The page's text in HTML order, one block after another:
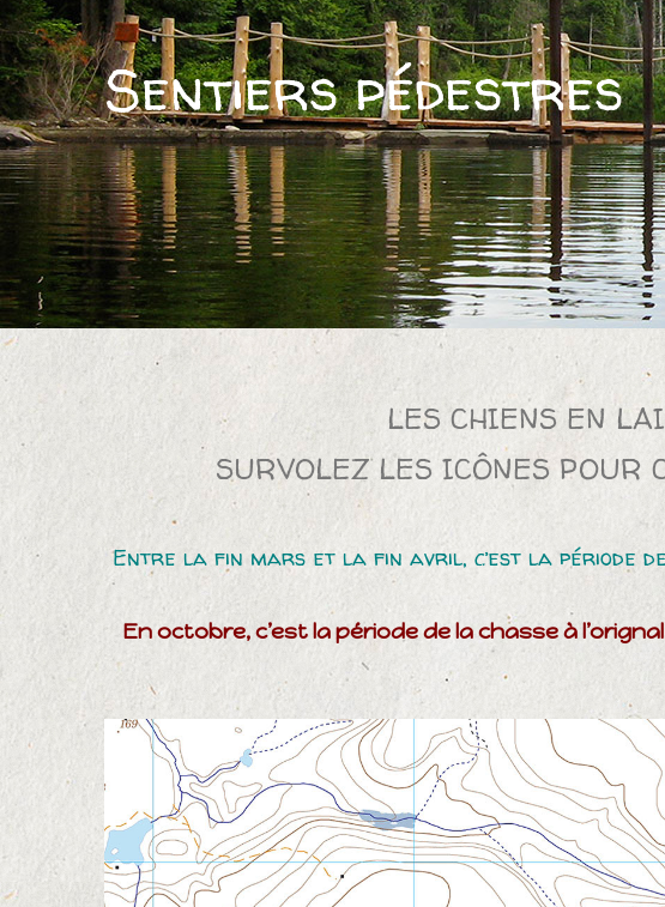
Sentiers pédestres
LES CHIENS EN
SURVOLEZ LES ICÔNES POUR
Entre la fin mars et la fin avril, c’est la période
En octobre, c’est la période de la chasse à